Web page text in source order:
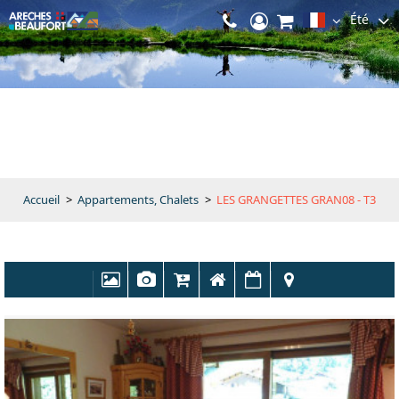
Été
Accueil > Appartements, Chalets > LES GRANGETTES GRAN08 - T3